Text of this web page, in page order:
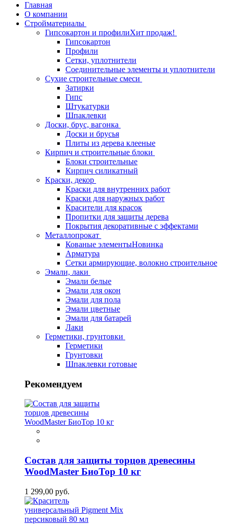
Главная
О компании
Стройматериалы
Гипсокартон и профилиХит продаж!
Гипсокартон
Профили
Сетки, уплотнители
Соединительные элементы и уплотнители
Сухие строительные смеси
Затирки
Гипс
Штукатурки
Шпаклевки
Доски, брус, вагонка
Доски и брусья
Плиты из дерева клееные
Кирпич и строительные блоки
Блоки строительные
Кирпич силикатный
Краски, декор
Краски для внутренних работ
Краски для наружных работ
Красители для красок
Пропитки для защиты дерева
Покрытия декоративные с эффектами
Металлопрокат
Кованые элементыНовинка
Арматура
Сетки армирующие, волокно строительное
Эмали, лаки
Эмали белые
Эмали для окон
Эмали для пола
Эмали цветные
Эмали для батарей
Лаки
Герметики, грунтовки
Герметики
Грунтовки
Шпаклевки готовые
Рекомендуем
Состав для защиты торцов древесины
WoodMaster БиоТор 10 кг
1 299,00 руб.